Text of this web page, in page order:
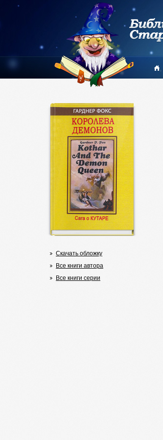
Скачать обложку
Все книги автора
Все книги серии